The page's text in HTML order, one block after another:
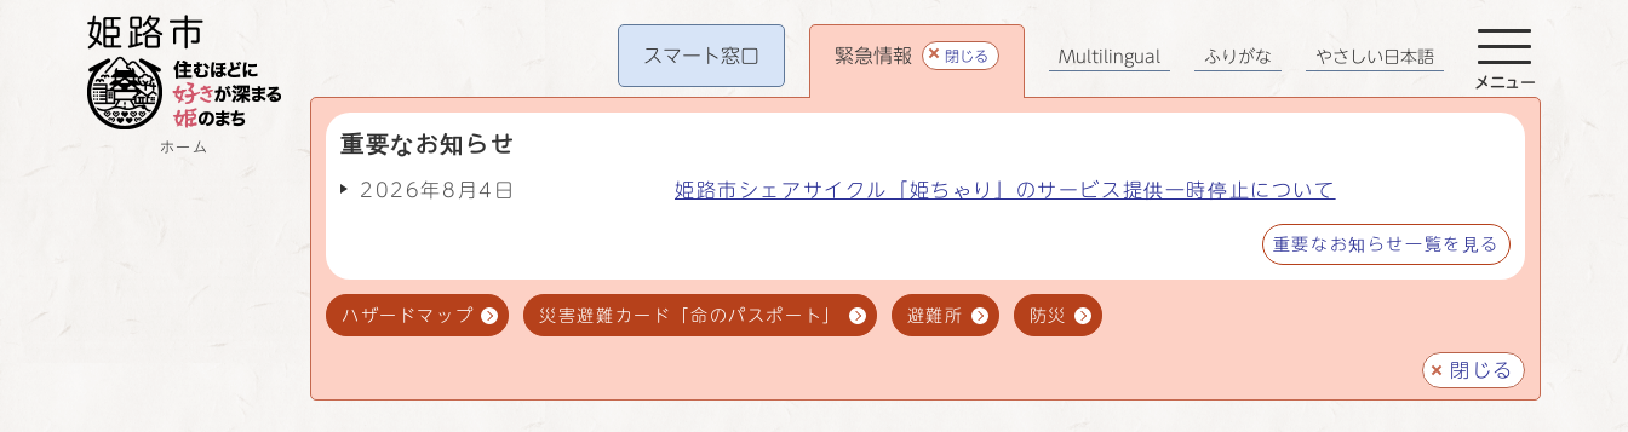
ホーム
スマート窓口 緊急情報 閉じる
重要なお知らせ
2026年8月4日 姫路市シェアサイクル「姫ちゃり」のサービス提供一時停止について
重要なお知らせ一覧を見る
ハザードマップ 災害避難カード「命のパスポート」 避難所 防災
閉じる
Multilingual ふりがな やさしい日本語
メニュー